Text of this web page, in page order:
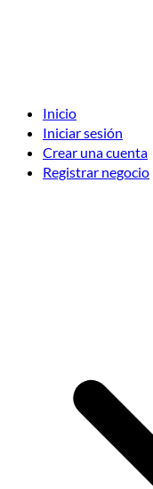
Inicio
Iniciar sesión
Crear una cuenta
Registrar negocio